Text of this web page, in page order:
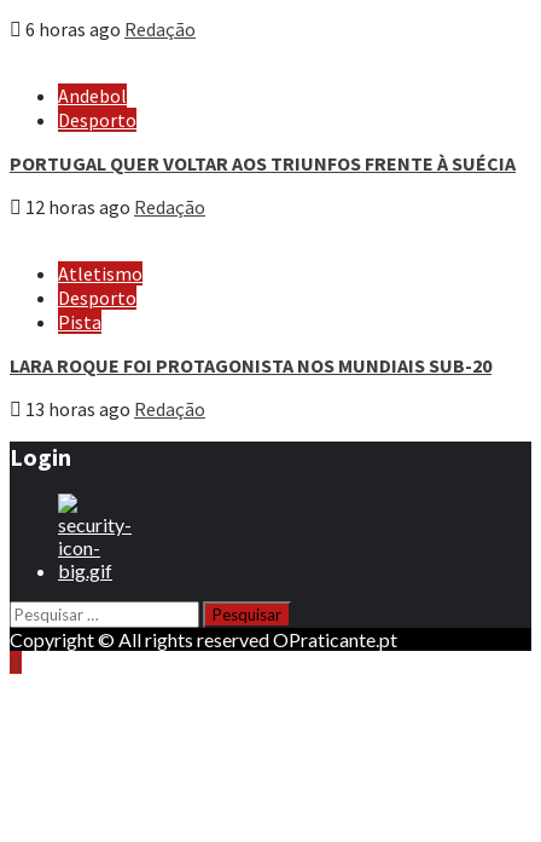
6 horas ago Redação
Andebol
Desporto
PORTUGAL QUER VOLTAR AOS TRIUNFOS FRENTE À SUÉCIA
12 horas ago Redação
Atletismo
Desporto
Pista
LARA ROQUE FOI PROTAGONISTA NOS MUNDIAIS SUB-20
13 horas ago Redação
Login
Pesquisar
por:
Copyright © All rights reserved OPraticante.pt